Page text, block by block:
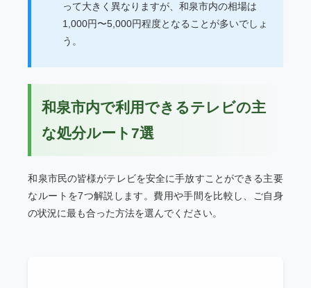
って大きく異なりますが、和泉市内の相場は
1,000円〜5,000円程度となることが多いでしょ
う。
和泉市内で利用できるテレビの主
な処分ルート7選
和泉市民の皆様がテレビを安全に手放すことができる主要
なルートを7つ解説します。費用や手間を比較し、ご自身
の状況に最も合った方法を選んでください。